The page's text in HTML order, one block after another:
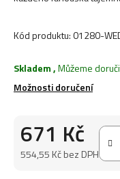
Kód produktu:01280-
Skladem,Můžeme
Možnosti doručení
671 Kč
554,55 Kč bez DPH